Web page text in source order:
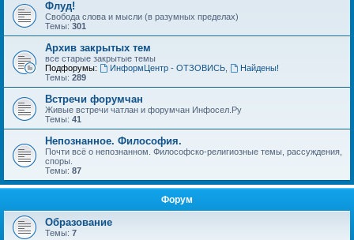
Флуд!
Свобода слова и мысли (в разумных пределах)
Темы: 301
Архив закрытых тем
все старые закрытые темы
Подфорумы:
ИнформЦентр - ОТЗОВИСЬ,
Найдены!
Темы: 289
Встречи форумчан
Живые встречи чатлан и форумчан Инфосел.Ру
Темы: 41
Непознанное. Философия.
Почти всё о непознанном. Философско-религиозные темы, рассуждения,
споры.
Темы: 87
Форум
Образование
Темы: 7